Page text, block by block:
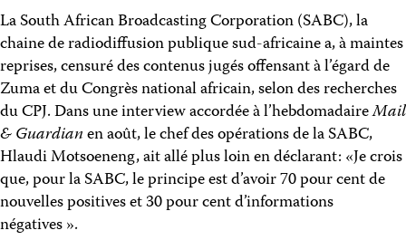
La South African Broadcasting Corporation (SABC), la
chaine de radiodiffusion publique sud-africaine a, à maintes
reprises, censuré des contenus jugés offensant à l’égard de
Zuma et du Congrès national africain, selon des recherches
du CPJ. Dans une interview accordée à l’hebdomadaireMail
& Guardianen août, le chef des opérations de la SABC,
Hlaudi Motsoeneng, ait allé plus loin en déclarant: «Je crois
que, pour la SABC, le principe est d’avoir 70 pour cent de
nouvelles positives et 30 pour cent d’informations
négatives ».